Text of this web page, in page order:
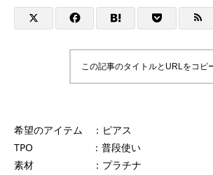
この記事のタイトルとURLをコピ
希望のアイテム ：ピアス
TPO ：普段使い
素材 ：プラチナ